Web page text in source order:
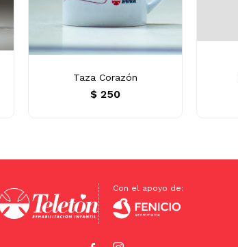
Taza Corazón
$ 250